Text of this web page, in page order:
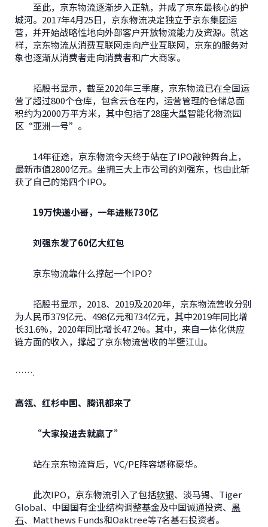
至此，京东物流逐渐步入正轨，并成了京东最核心的护
城河。2017年4月25日，京东物流决定独立于京东集团运
营，并开始战略性地向外部客户开放物流能力及资源。就这
样，京东物流从消费互联网走向产业互联网，京东的服务对
象也逐渐从消费者走向消费者和广大商家。
招股书显示，截至2020年三季度，京东物流已在全国运
营了超过800个仓库，包含云仓在内，运营管理的仓储总面
积约为2000万平方米，其中包括了28座大型智能化物流园
区“亚洲一号”。
14年征途，京东物流今天终于站在了IPO敲钟舞台上，
最新市值2800亿元。坐拥三大上市公司的刘强东，也由此斩
获了自己的第四个IPO。
19万快递小哥，一年进账730亿
刘强东发了60亿大红包
京东物流靠什么撑起一个IPO？
招股书显示，2018、2019及2020年，京东物流营收分别
为人民币379亿元、498亿元和734亿元，其中2019年同比增
长31.6%，2020年同比增长47.2%。其中，来自一体化供应
链方面的收入，撑起了京东物流营收的半壁江山。
…….
高瓴、红杉中国、腾讯都来了
“大家投进去就赢了”
站在京东物流背后，VC/PE阵容堪称豪华。
此次IPO，京东物流引入了包括软银、淡马锡、Tiger
Global、中国国有企业结构调整基金及中国诚通投资、 黑
石、Matthews Funds和Oaktree等7名基石投资者。